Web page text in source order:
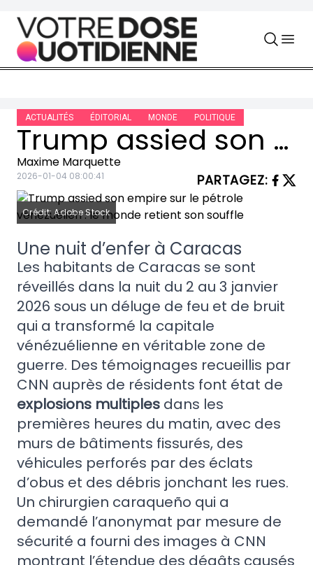
Skip to content
ACTUALITÉS ÉDITORIAL MONDE POLITIQUE
Trump assied son empire sur le pétrole vénézuélien : le monde retient son souffle
Maxime Marquette
2026-01-04 08:00:41 PARTAGEZ:
Crédit: Adobe Stock
Une nuit d’enfer à Caracas
Les habitants de Caracas se sont
réveillés dans la nuit du 2 au 3 janvier
2026 sous un déluge de feu et de bruit
qui a transformé la capitale
vénézuélienne en véritable zone de
guerre. Des témoignages recueillis par
CNN auprès de résidents font état de
explosions multiples dans les
premières heures du matin, avec des
murs de bâtiments fissurés, des
véhicules perforés par des éclats
d’obus et des débris jonchant les rues.
Un chirurgien caraqueño qui a
demandé l’anonymat par mesure de
sécurité a fourni des images à CNN
montrant l’étendue des dégâts causés